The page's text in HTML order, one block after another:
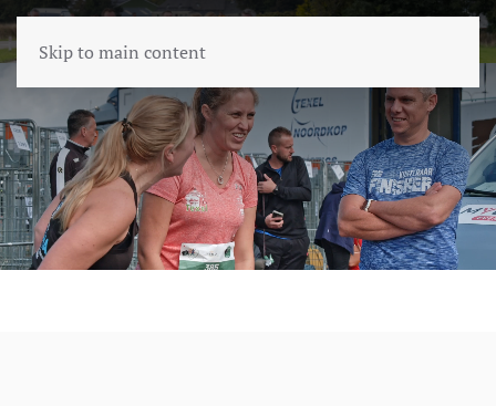
Skip to main content